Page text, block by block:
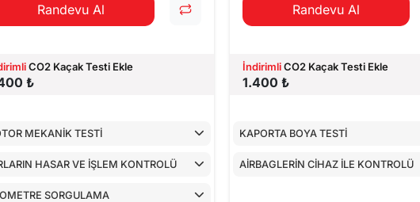
Randevu Al
CO2 Kaçak Testi Ekle
₺
MEKANİK TESTİ
HASAR VE İŞLEM KONTROLÜ
SORGULAMA
Randevu Al
İndirimliCO2 Kaçak Testi Ekle
1.400 ₺
KAPORTA BOYA TESTİ
AİRBAGLERİN CİHAZ İLE KONTROLÜ